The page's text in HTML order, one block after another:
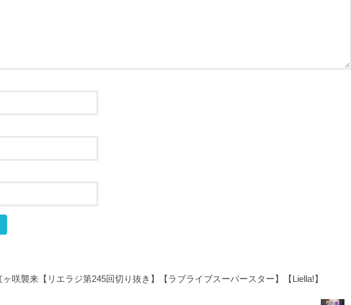
ヶ咲襲来【リエラジ第245回切り抜き】【ラブライブスーパースター】【Liella!】